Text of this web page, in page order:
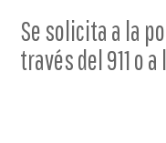
Se solicita a la
través del 911 o